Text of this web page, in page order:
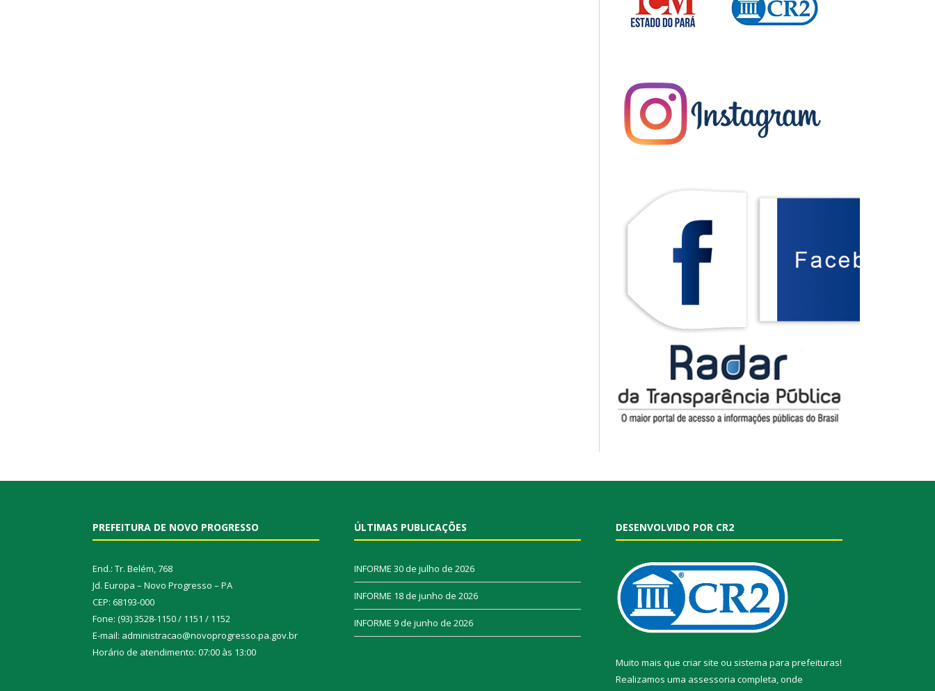
PREFEITURA DE NOVO PROGRESSO
End.: Tr. Belém, 768
Jd. Europa – Novo Progresso – PA
CEP: 68193-000
Fone: (93) 3528-1150 / 1151 / 1152
E-mail: administracao@novoprogresso.pa.gov.br
Horário de atendimento: 07:00 às 13:00
ÚLTIMAS PUBLICAÇÕES
INFORME 30 de julho de 2026
INFORME 18 de junho de 2026
INFORME 9 de junho de 2026
DESENVOLVIDO POR CR2
Muito mais que criar site ou sistema para prefeituras!
Realizamos uma assessoria completa, onde